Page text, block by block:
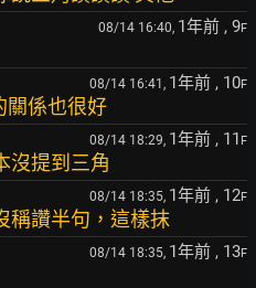
08/14 16:40, 1年前 , 9F
08/14 16:41, 1年前 , 10F
關係也很好
08/14 18:29, 1年前 , 11 F
沒提到三角
08/14 18:35, 1年前 , 12F
稱讚半句，這樣抹
08/14 18:35, 1年前 , 13F